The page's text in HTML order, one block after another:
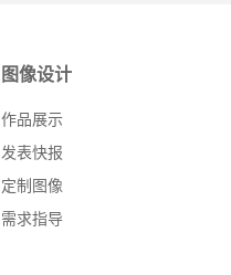
图像设计
作品展示
发表快报
定制图像
需求指导